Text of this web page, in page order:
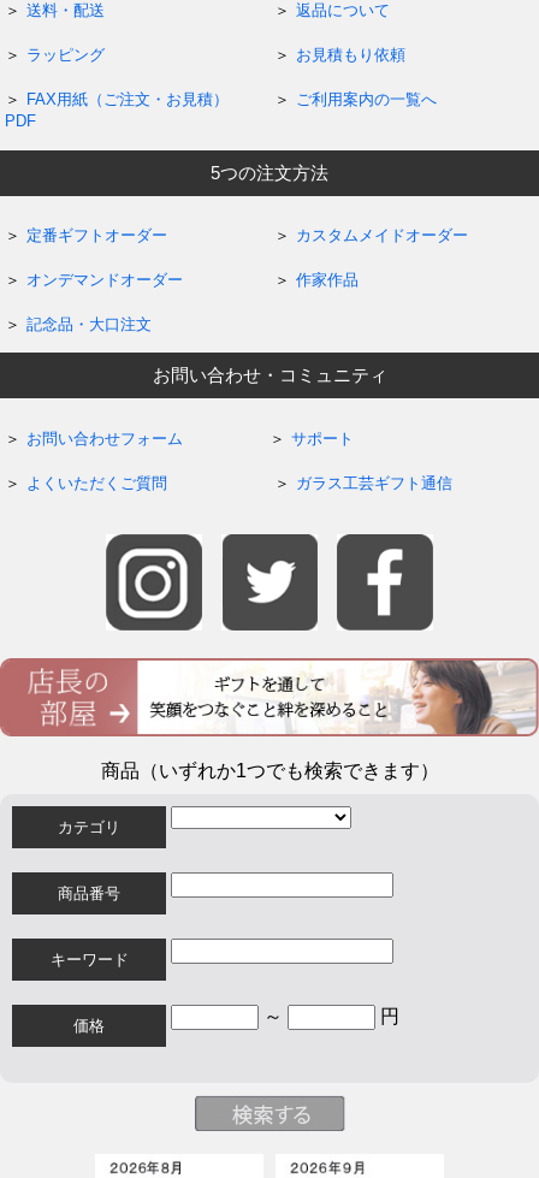
送料・配送 返品について
ラッピング お見積もり依頼
FAX用紙（ご注文・お見積）
PDF
ご利用案内の一覧へ
5つの注文方法
定番ギフトオーダー カスタムメイドオーダー
オンデマンドオーダー 作家作品
記念品・大口注文
お問い合わせ・コミュニティ
お問い合わせフォーム サポート
よくいただくご質問 ガラス工芸ギフト通信
商品（いずれか1つでも検索できます）
カテゴリ
商品番号
キーワード
価格 ～ 円